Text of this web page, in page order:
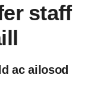
staff
ac ailosod